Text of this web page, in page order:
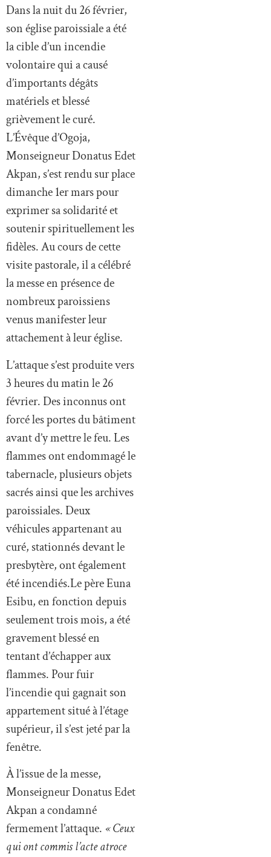
Dans la nuit du 26 février,
son église paroissiale a été
la cible d’un incendie
volontaire qui a causé
d’importants dégâts
matériels et blessé
grièvement le curé.
L’Évêque d’Ogoja,
Monseigneur Donatus Edet
Akpan, s’est rendu sur place
dimanche 1er mars pour
exprimer sa solidarité et
soutenir spirituellement les
fidèles. Au cours de cette
visite pastorale, il a célébré
la messe en présence de
nombreux paroissiens
venus manifester leur
attachement à leur église.
L’attaque s’est produite vers
3 heures du matin le 26
février. Des inconnus ont
forcé les portes du bâtiment
avant d’y mettre le feu. Les
flammes ont endommagé le
tabernacle, plusieurs objets
sacrés ainsi que les archives
paroissiales. Deux
véhicules appartenant au
curé, stationnés devant le
presbytère, ont également
été incendiés.Le père Euna
Esibu, en fonction depuis
seulement trois mois, a été
gravement blessé en
tentant d’échapper aux
flammes. Pour fuir
l’incendie qui gagnait son
appartement situé à l’étage
supérieur, il s’est jeté par la
fenêtre.
À l’issue de la messe,
Monseigneur Donatus Edet
Akpan a condamné
fermement l’attaque. « Ceux
qui ont commis l’acte atroce